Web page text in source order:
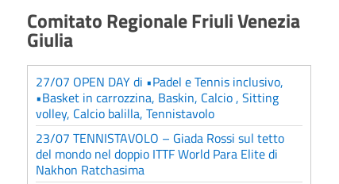
Comitato Regionale Friuli Venezia
Giulia
27/07 OPEN DAY di •Padel e Tennis inclusivo,
•Basket in carrozzina, Baskin, Calcio , Sitting
volley, Calcio balilla, Tennistavolo
23/07 TENNISTAVOLO – Giada Rossi sul tetto
del mondo nel doppio ITTF World Para Elite di
Nakhon Ratchasima